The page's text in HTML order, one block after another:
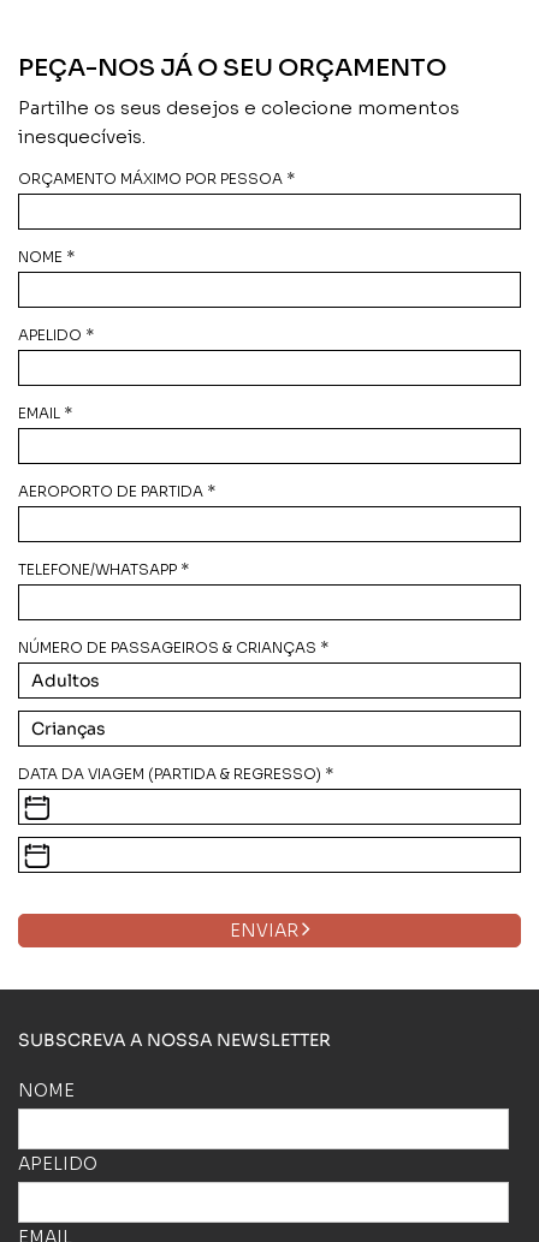
PEÇA-NOS JÁ O SEU ORÇAMENTO
Partilhe os seus desejos e colecione momentos
inesquecíveis.
ORÇAMENTO MÁXIMO POR PESSOA *
NOME *
APELIDO *
EMAIL *
AEROPORTO DE PARTIDA *
TELEFONE/WHATSAPP *
NÚMERO DE PASSAGEIROS & CRIANÇAS *
DATA DA VIAGEM (PARTIDA & REGRESSO) *
ENVIAR
SUBSCREVA A NOSSA NEWSLETTER
NOME
APELIDO
EMAIL